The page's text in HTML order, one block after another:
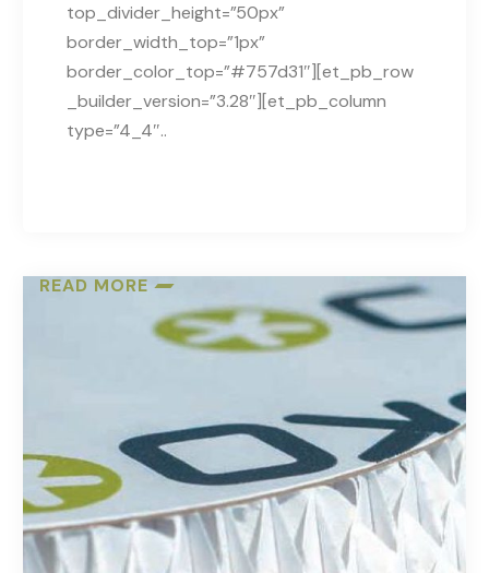
top_divider_height=”50px”
border_width_top=”1px”
border_color_top=”#757d31″][et_pb_row
_builder_version=”3.28″][et_pb_column
type=”4_4″..
READ MORE